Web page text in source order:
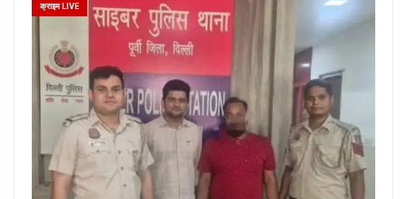
क्राइम LIVE